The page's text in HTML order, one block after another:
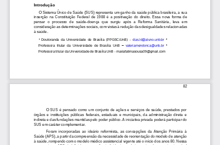
Introdução
O Sistema Único de Saúde (SUS) representa um ganho da saúde pública brasileira, a sua
inserção  na  Constituição  Federal  de  1988  é  a  positivação  do  direito.  Essa  nova  forma  de
pensar  o  processo  de  saúde-doença  que  surgiu  após  a  Reforma  Sanitária,  leva  em
consideração as determinações sociais, com vistas à redução das desigualdades relacionadas
à saúde.
¹  Doutoranda  da  Universidade  de  Brasília  (PPGSC/UnB) dias.ld@aluno.unb.br ²
Professora  titular  da  Universidade  de  Brasília  UnB
– valeriamendonca@unb.br ³
Professora titular da Universidade de Brasília UnB mariafatimasousa09@gmail.com
82
O  SUS  é  pensado  como  um  conjunto  de  ações  e  serviços  de  saúde,  prestados  por
órgãos  e  instituições  públicas  federais,  estaduais  e  municipais,  da  administração  direta  e
indireta e das fundações mantidas pelo poder público. A iniciativa privada poderá participar do
SUS em caráter complementar.
Foram  incorporadas  ao  ideário  reformista,  as  concepções  da  Atenção  Primária  à
Saúde (APS), a partir da compreensão da necessidade de reorientação do modelo de atenção
à saúde, rompendo com o modelo médico assistencial vigente até o início dos anos 80. Nessa